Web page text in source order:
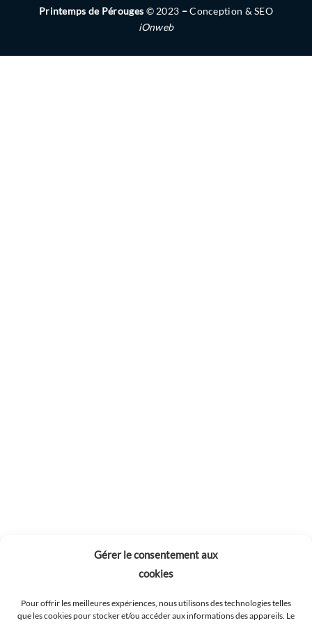
Gérer le consentement aux
cookies
Pour offrir les meilleures expériences, nous utilisons des technologies telles
que les cookies pour stocker et/ou accéder aux informations des appareils. Le
Printemps de Pérouges © 2023 –Conception & SEO
iOnweb